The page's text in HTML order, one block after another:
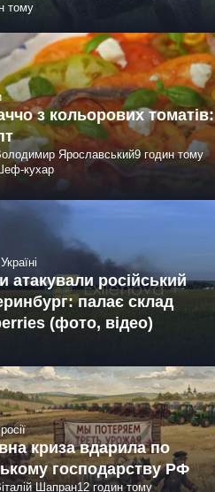
тому
з кольорових томатів:
Ярославський9 годин тому
кухар
атакували російський
палає склад
(фото, відео)
криза вдарила по
господарству РФ
Шапран12 годин тому